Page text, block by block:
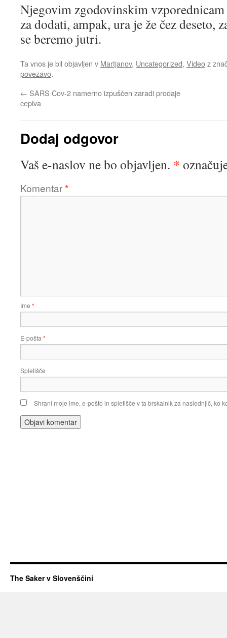
Njegovim zgodovinskim
za dodati, ampak, ura je že čez deseto,
se beremo jutri.
Ta vnos je bil objavljen v Martjanov, Uncategorized, Videoz
povezavo.
← SARS Cov-2 namerno izpuščen zaradi prodaje
cepiva
Dodaj odgovor
Vaš e-naslov ne bo objavljen. *
Komentar*
Ime *
E-pošta *
Spletišče
Shrani moje ime, e-pošto in spletišče v ta brskalnik za naslednjič, ko
The Saker v Slovenščini